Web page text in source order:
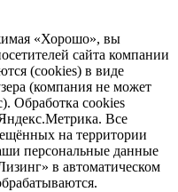
«Хорошо», вы
сайта компании
(cookies) в виде
(компания не может
Обработка cookies
Все
на территории
персональные данные
в автоматическом